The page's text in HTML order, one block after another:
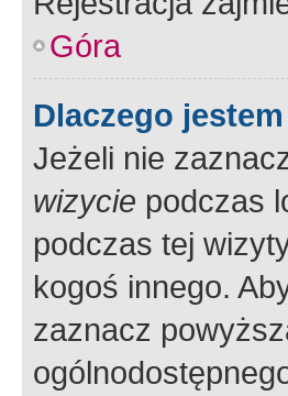
Góra
Dlaczego
Jeżeli nie
wizycie podczas
podczas tej
kogoś innego.
zaznacz